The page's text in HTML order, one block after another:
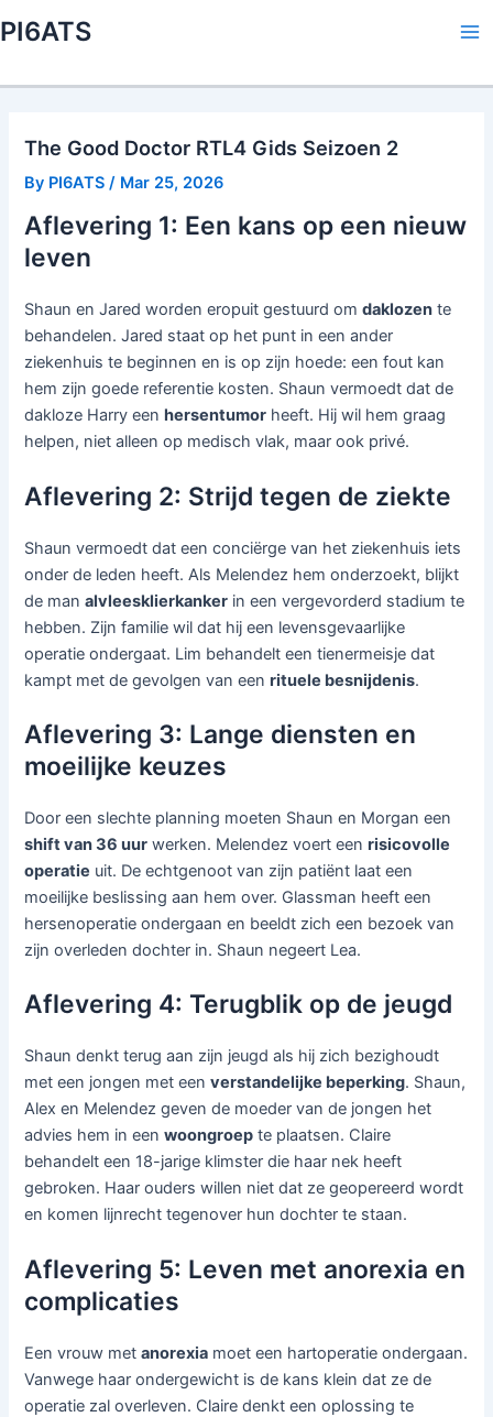
to
PI6ATS
The Good Doctor RTL4 Gids Seizoen 2
By PI6ATS / Mar 25, 2026
Aflevering 1: Een kans op een nieuw
leven
Shaun en Jared worden eropuit gestuurd omdaklozen te
behandelen. Jared staat op het punt in een ander
ziekenhuis te beginnen en is op zijn hoede: een fout kan
hem zijn goede referentie kosten. Shaun vermoedt dat de
dakloze Harry eenhersentumor heeft. Hij wil hem graag
helpen, niet alleen op medisch vlak, maar ook privé.
Aflevering 2: Strijd tegen de ziekte
Shaun vermoedt dat een conciërge van het ziekenhuis iets
onder de leden heeft. Als Melendez hem onderzoekt, blijkt
de manalvleesklierkanker in een vergevorderd stadium te
hebben. Zijn familie wil dat hij een levensgevaarlijke
operatie ondergaat. Lim behandelt een tienermeisje dat
kampt met de gevolgen van eenrituele besnijdenis.
Aflevering 3: Lange diensten en
moeilijke keuzes
Door een slechte planning moeten Shaun en Morgan een
shift van 36 uur werken. Melendez voert eenrisicovolle
operatie uit. De echtgenoot van zijn patiënt laat een
moeilijke beslissing aan hem over. Glassman heeft een
hersenoperatie ondergaan en beeldt zich een bezoek van
zijn overleden dochter in. Shaun negeert Lea.
Aflevering 4: Terugblik op de jeugd
Shaun denkt terug aan zijn jeugd als hij zich bezighoudt
met een jongen met eenverstandelijke beperking. Shaun,
Alex en Melendez geven de moeder van de jongen het
advies hem in eenwoongroep te plaatsen. Claire
behandelt een 18-jarige klimster die haar nek heeft
gebroken. Haar ouders willen niet dat ze geopereerd wordt
en komen lijnrecht tegenover hun dochter te staan.
Aflevering 5: Leven met anorexia en
complicaties
Een vrouw metanorexia moet een hartoperatie ondergaan.
Vanwege haar ondergewicht is de kans klein dat ze de
operatie zal overleven. Claire denkt een oplossing te